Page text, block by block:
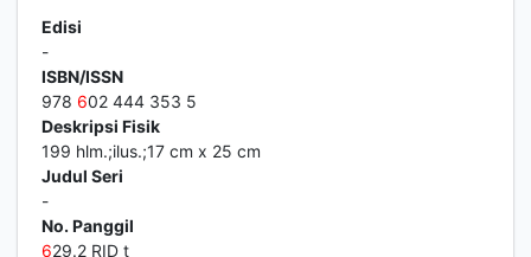
Edisi
-
ISBN/ISSN
978 602 444 353 5
Deskripsi Fisik
199 hlm.;ilus.;17 cm x 25 cm
Judul Seri
-
No. Panggil
629.2 RID t